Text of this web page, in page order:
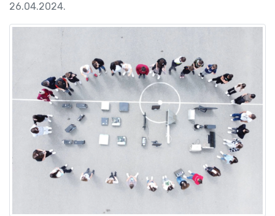
26.04.2024.